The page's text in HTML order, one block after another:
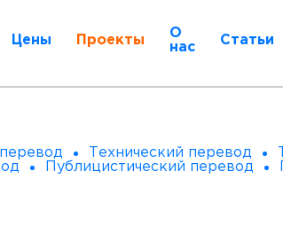
Цены Проекты
О
нас
Статьи
Технический перевод
Публицистический перевод